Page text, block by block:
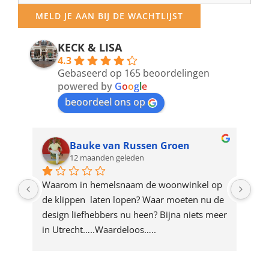
your
email
address
product
MELD JE AAN BIJ DE WACHTLIJST
KECK & LISA
4.3
Gebaseerd op 165 beoordelingen
powered by Google
beoordeel ons op
Bauke van Russen Groen
12 maanden geleden
Waarom in hemelsnaam de woonwinkel op
de klippen  laten lopen? Waar moeten nu de
design liefhebbers nu heen? Bijna niets meer
in Utrecht…..Waardeloos…..